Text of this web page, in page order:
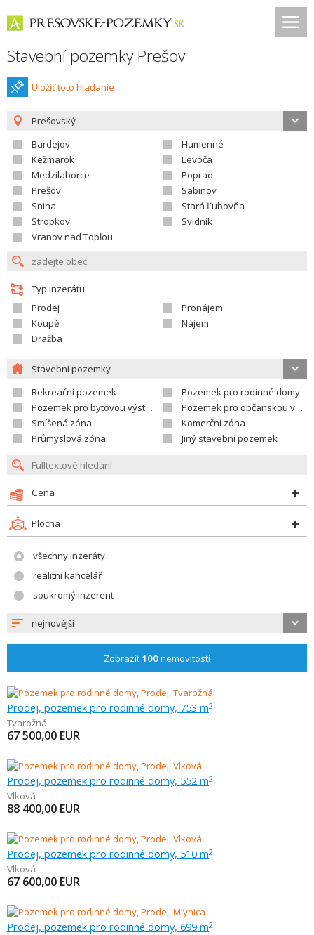
Stavební pozemky Prešov
Uložiť toto hladanie
Prešovský
Bardejov
Humenné
Kežmarok
Levoča
Medzilaborce
Poprad
Prešov
Sabinov
Snina
Stará Ľubovňa
Stropkov
Svidník
Vranov nad Topľou
Typ inzerátu
Prodej
Pronájem
Koupě
Nájem
Dražba
Stavební pozemky
Rekreační pozemek
Pozemek pro rodinné domy
Pozemek pro bytovou výstavbu
Pozemek pro občanskou vybavenost
Smíšená zóna
Komerční zóna
Průmyslová zóna
Jiný stavební pozemek
Cena
Plocha
všechny inzeráty
realitní kancelář
soukromý inzerent
nejnovější
Zobrazit 100nemovitostí
Prodej, pozemek pro rodinné domy, 753 m2
Tvarožná
67 500,00 EUR
Prodej, pozemek pro rodinné domy, 552 m2
Vlková
88 400,00 EUR
Prodej, pozemek pro rodinné domy, 510 m2
Vlková
67 600,00 EUR
Prodej, pozemek pro rodinné domy, 699 m2